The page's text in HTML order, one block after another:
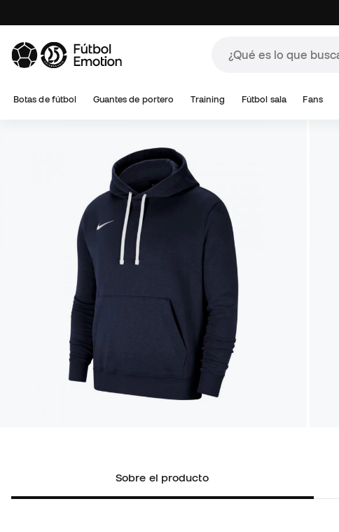
Botas de fútbol Guantes de portero Training Fútbol sala Fans
Sobre el producto